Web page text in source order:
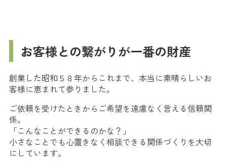
お客様との繋がりが一番の財産
創業した昭和５８年からこれまで、本当に素晴らしいお
客様に恵まれて参りました。
ご依頼を受けたときからご希望を遠慮なく言える信頼関
係。
「こんなことができるのかな？」
小さなことでも心置きなく相談できる関係づくりを大切
にしています。